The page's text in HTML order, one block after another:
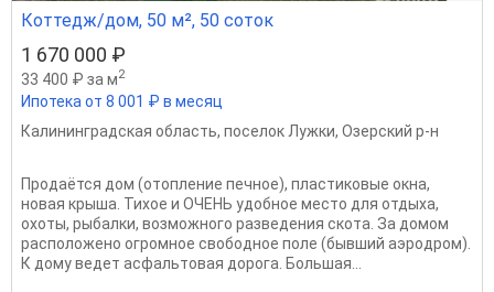
Коттедж/дом, 50 м², 50 соток
1 670 000 ₽
33 400 ₽ за м2
Ипотека от 8 001 ₽ в месяц
Калининградская область, поселок Лужки, Озерский р-н
Продаётся дом (отопление печное), пластиковые окна,
новая крыша. Тихое и ОЧЕНЬ удобное место для отдыха,
охоты, рыбалки, возможного разведения скота. За домом
расположено огромное свободное поле (бывший аэродром).
К дому ведет асфальтовая дорога. Большая...